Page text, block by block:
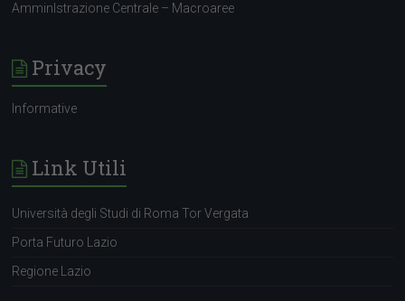
AmminIstrazione Centrale – Macroaree
Privacy
Informative
Link Utili
Università degli Studi di Roma Tor Vergata
Porta Futuro Lazio
Regione Lazio